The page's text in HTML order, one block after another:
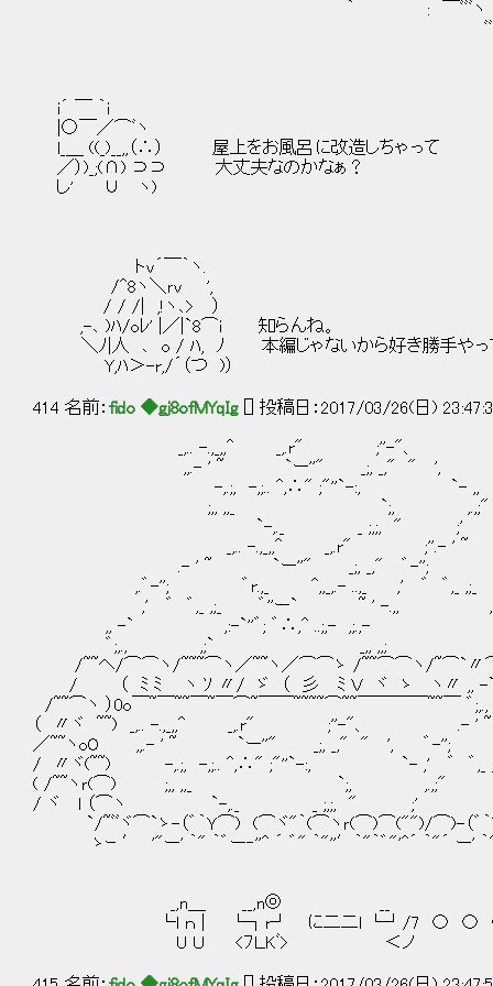
｀ : ￣ﾞﾞﾞヽ
ﾞﾞ'ヽ、
i´ ￣ ｀i
|○￣／⌒ﾞヽ
l_＿ ((_)__,,（∴） 屋上をお風呂に改造しちゃって
／）)_;(∩) ⊃⊃ 大丈夫なのかなぁ？
し' ∪ ヽ)
トv´￣｀ヽ.
/^8ヽ＼ｒｖ ',
/ / /| ,!ヽ､> ）
,-､ )ﾊ/oﾚ' |／|`8⌒i 知らんね。
＼ﾉ|人 ､ o / ﾊ, ﾉ 本編じゃないから好き勝手やって
Y,ﾊ＞-r,/´（つ )）
414 名前： fido ◆gj8ofMYqIg [] 投稿日：2017/03/26(日)
_,.. -.,_,,^ _,.r" ;''-"、
,,.- ' ~ `ー''" _;, _," " ',
-,.;, -,;.. ^,∴" ;"''`-:, `- ,,
;,, ,,_ `;, ,.,;" _,.. -
`-,._ _ ;,;, " ;' ,,.- ' ~
_,.. -.,_,,^ _,.r" ;''.- ' ~ `ー
.- ' ~ `ー''" _;, _," ゛-'';
,.゛-''; ゛r.,_ ^,,_,.- ..,_ ,' ゛ ゛,_
,' ゛ ゛,_ ,;_ ゛''ー` ~ ' -.,, ,:-`''゛
,, -` ,:-`''゛; ゛∴,^ ..;,- ,;.,-
゛;,., ,;` _,, ,,; ,.゛-''; ゛
/~~ヘ/⌒⌒ヽ/~~~⌒ヽ／~~ヽ／⌒⌒ゝ /~~⌒⌒ヽ/
/ （ ﾐ ﾐ ヽ ｿ 〃/ ゞ （ 彡 ﾐ Ｖ ヾ ゝ ヽ〃
/~~⌒ヽ ）0o￣~￣~~￣~￣⌒~￣￣~~~~⌒~~
（ 〃ヾ ~~) _,.. -.,_,,^ _,.r" ;''-"、 .-
／~~ヽoO ,,.- ' ~ `ー''" _;, _," " ', ゛-'';
/ 〃ヾ(~~) -,.;, -,;.. ^,∴" ;"''`-:, `- ,' ゛ ゛
( /~~ヽｒ(⌒) ;,, ,,_ `;, ,.,;" ,:-`''゛;
/ ヾ l （⌒ヽ `-,._ _ ;,;, " ;'
`/~ﾞﾞヾ⌒`ゝ-（゛｀Ｙ⌒) (⌒ヾ"｀(⌒ヽｒ(⌒)⌒("")/⌒)-（゛
ゝｰ ′ '"ー' ｀" ｀゛ー‐''^ ´ ゛" ｀"''′｀"｀゛"'^´ ｀"´ ー' ｀"
_,n＿ __,n◎ __
└l ｎ | └┐r┘ に二二l └┘/7 〇 〇
U Ｕ <ﾌＬKﾞ> ＜ノ